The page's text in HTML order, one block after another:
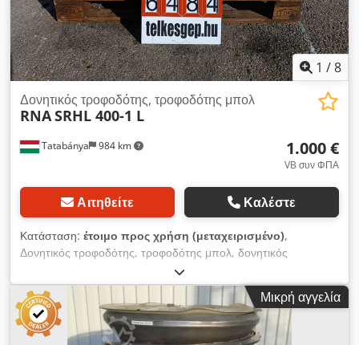
1 /8
Tatabánya 984 km
Δονητικός τροφοδότης, τροφοδότης μπολ
RNASRHL 400-1 L
1.000 €
VB συν ΦΠΑ
Αιτηθείτε Καλέστε
Κατάσταση: έτοιμο προς χρήση (μεταχειρισμένο),
Δονητικός τροφοδότης, τροφοδότης μπολ, δονητικός
τροφοδότης εξαρτημάτων, μεταχειρισμένο μηχάνημα
Dkedpfxju Hkr Ns Aafer Κατασκευαστής: RNA Μοντέλο: SRHL
400-1 L Συνολικές διαστάσεις: 730 x 730 x 540 mm Βάρος:
155 kg Ηλεκτρικά στοιχεία: 1,5 kg: 230V; 5,7A Μέγεθος
λεκάνης: 310 - 640 mm
Μικρή αγγελία